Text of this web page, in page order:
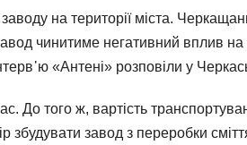
на території міста.
чинитиме негативний вплив
«Антені» розповіли у
До того ж, вартість
завод з переробки